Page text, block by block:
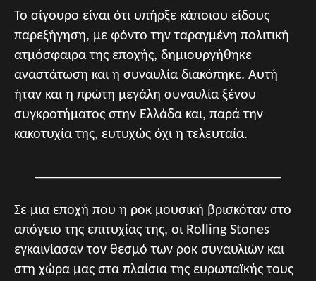
Το σίγουρο είναι ότι υπήρξε κάποιου είδους
παρεξήγηση, με φόντο την ταραγμένη πολιτική
ατμόσφαιρα της εποχής, δημιουργήθηκε
αναστάτωση και η συναυλία διακόπηκε. Αυτή
ήταν και η πρώτη μεγάλη συναυλία ξένου
συγκροτήματος στην Ελλάδα και, παρά την
κακοτυχία της, ευτυχώς όχι η τελευταία.
Σε μια εποχή που η ροκ μουσική βρισκόταν στο
απόγειο της επιτυχίας της, οι Rolling Stones
εγκαινίασαν τον θεσμό των ροκ συναυλιών και
στη χώρα μας στα πλαίσια της ευρωπαϊκής τους